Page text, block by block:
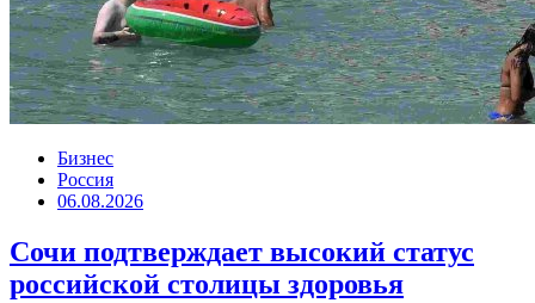
Бизнес
Россия
06.08.2026
Сочи подтверждает высокий статус
российской столицы здоровья